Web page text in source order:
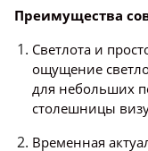
Преимущества
Светлота и
ощущение
для небольших
столешницы
Временная